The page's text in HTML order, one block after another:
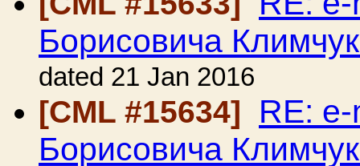
Борисовича
dated 21 Jan 2016
[CML #15634] RE:
Борисовича